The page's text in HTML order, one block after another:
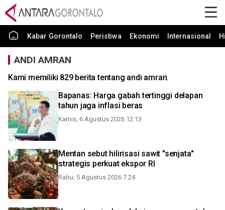
Kabar Gorontalo Peristiwa Ekonomi Internasional
ANDI AMRAN
Kami memiliki 829 berita tentang andi amran.
Bapanas: Harga gabah tertinggi delapan
tahun jaga inflasi beras
Kamis, 6 Agustus 2026 12:13
Mentan sebut hilirisasi sawit "senjata"
strategis perkuat ekspor RI
Rabu, 5 Agustus 2026 7:24